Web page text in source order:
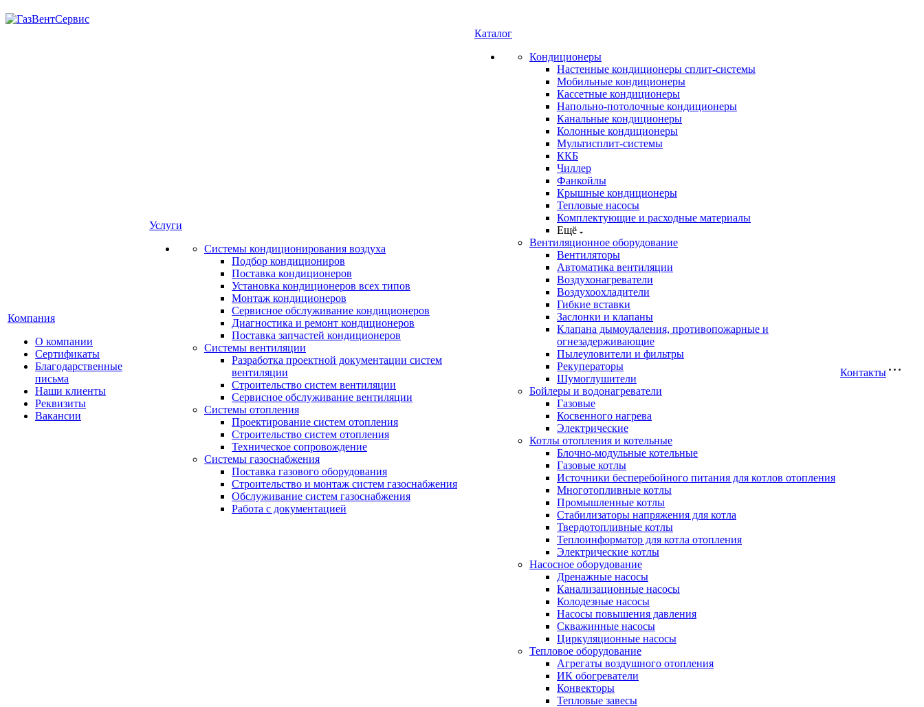
Компания
О компании
Сертификаты
Благодарственные
письма
Наши клиенты
Реквизиты
Вакансии
Услуги
Системы кондиционирования воздуха
Подбор кондициониров
Поставка кондиционеров
Установка кондиционеров всех типов
Монтаж кондиционеров
Сервисное обслуживание кондиционеров
Диагностика и ремонт кондиционеров
Поставка запчастей кондиционеров
Системы вентиляции
Разработка проектной документации систем
вентиляции
Строительство систем вентиляции
Сервисное обслуживание вентиляции
Системы отопления
Проектирование систем отопления
Строительство систем отопления
Техническое сопровождение
Системы газоснабжения
Поставка газового оборудования
Строительство и монтаж систем газоснабжения
Обслуживание систем газоснабжения
Работа с документацией
Каталог
Кондиционеры
Настенные кондиционеры сплит-системы
Мобильные кондиционеры
Кассетные кондиционеры
Напольно-потолочные кондиционеры
Канальные кондиционеры
Колонные кондиционеры
Мультисплит-системы
ККБ
Чиллер
Фанкойлы
Крышные кондиционеры
Тепловые насосы
Комплектующие и расходные материалы
Ещё
Вентиляционное оборудование
Вентиляторы
Автоматика вентиляции
Воздухонагреватели
Воздухоохладители
Гибкие вставки
Заслонки и клапаны
Клапана дымоудаления, противопожарные и
огнезадерживающие
Пылеуловители и фильтры
Рекуператоры
Шумоглушители
Бойлеры и водонагреватели
Газовые
Косвенного нагрева
Электрические
Котлы отопления и котельные
Блочно-модульные котельные
Газовые котлы
Источники бесперебойного питания для котлов отопления
Многотопливные котлы
Промышленные котлы
Стабилизаторы напряжения для котла
Твердотопливные котлы
Теплоинформатор для котла отопления
Электрические котлы
Насосное оборудование
Дренажные насосы
Канализационные насосы
Колодезные насосы
Насосы повышения давления
Скважинные насосы
Циркуляционные насосы
Тепловое оборудование
Агрегаты воздушного отопления
ИК обогреватели
Конвекторы
Тепловые завесы
Контакты